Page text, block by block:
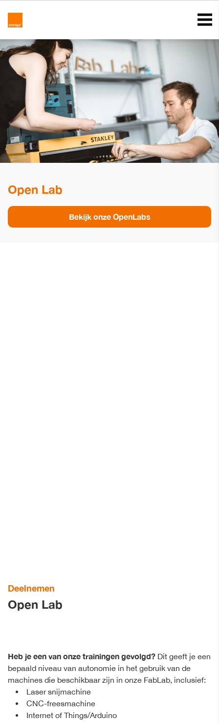
Open Lab
Bekijk onze OpenLabs
Deelnemen
Open Lab
Heb je een van onze trainingen gevolgd? Dit geeft je een
bepaald niveau van autonomie in het gebruik van de
machines die beschikbaar zijn in onze FabLab, inclusief:
Laser snijmachine
CNC-freesmachine
Internet of Things/Arduino